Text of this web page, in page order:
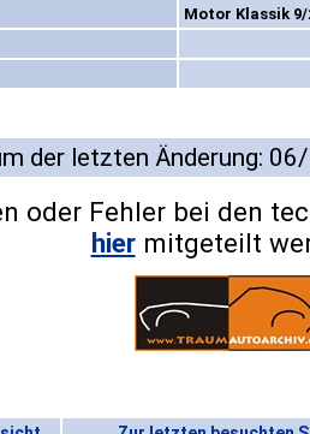
Motor Klassik 9/
der letzten Änderung:
oder Fehler bei den
hiermitgeteilt